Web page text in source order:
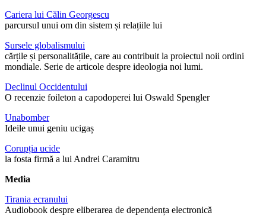
Cariera lui Călin Georgescu
parcursul unui om din sistem și relațiile lui
Sursele globalismului
cărțile și personalitățile, care au contribuit la proiectul noii ordini
mondiale. Serie de articole despre ideologia noi lumi.
Declinul Occidentului
O recenzie foileton a capodoperei lui Oswald Spengler
Unabomber
Ideile unui geniu ucigaș
Corupția ucide
la fosta firmă a lui Andrei Caramitru
Media
Tirania ecranului
Audiobook despre eliberarea de dependența electronică